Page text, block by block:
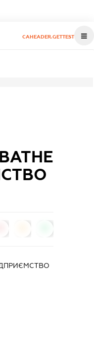
CAHEADER.GETTEST